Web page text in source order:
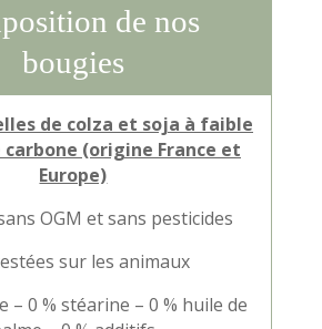
de nos
bougies
de colza et soja à faible
(origine France et
Europe)
OGM et sans pesticides
sur les animaux
– 0 % stéarine – 0 % huile de